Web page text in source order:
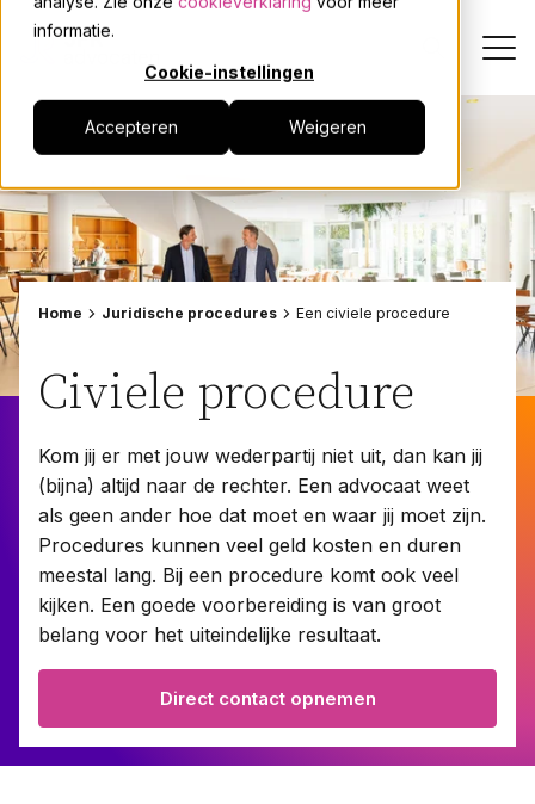
informatie.
Cookie-instellingen
Accepteren Weigeren
Dienstverlening
Onze mensen
Actueel
Werken bij
Contact
Home Juridische procedures Een civiele procedure
Civiele procedure
Kom jij er met jouw wederpartij niet uit, dan kan jij
(bijna) altijd naar de rechter. Een advocaat weet
als geen ander hoe dat moet en waar jij moet zijn.
Procedures kunnen veel geld kosten en duren
meestal lang. Bij een procedure komt ook veel
kijken. Een goede voorbereiding is van groot
belang voor het uiteindelijke resultaat.
Direct contact opnemen